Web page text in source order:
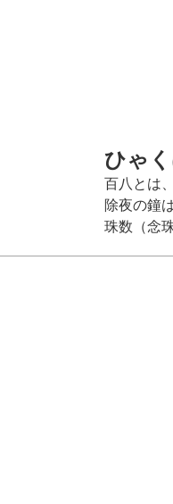
ひゃく
百八とは
除夜の鐘
珠数（念